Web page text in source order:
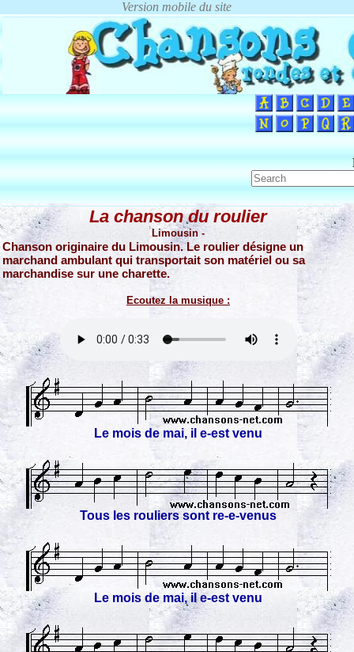
La chanson du roulier
Limousin -
Chanson originaire du Limousin. Le roulier désigne un
marchand ambulant qui transportait son matériel ou sa
marchandise sur une charette.
Ecoutez la musique :
Le mois de mai, il e-est venu
Tous les rouliers sont re-e-venus
Le mois de mai, il e-est venu